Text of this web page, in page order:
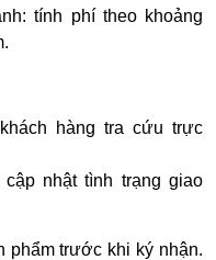
tính phí theo khoảng
hàng tra cứu trực
nhật tình trạng giao
phẩm trước khi ký nhận.